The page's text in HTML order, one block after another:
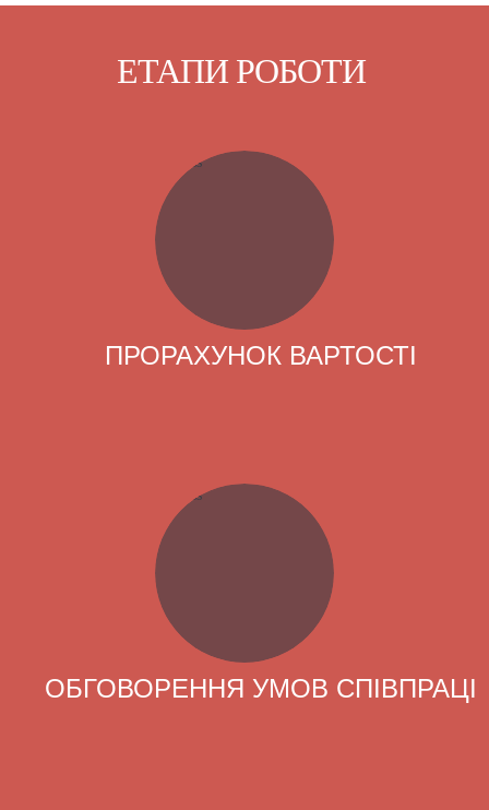
ЕТАПИ РОБОТИ
ПРОРАХУНОК ВАРТОСТІ
ОБГОВОРЕННЯ УМОВ СПІВПРАЦІ